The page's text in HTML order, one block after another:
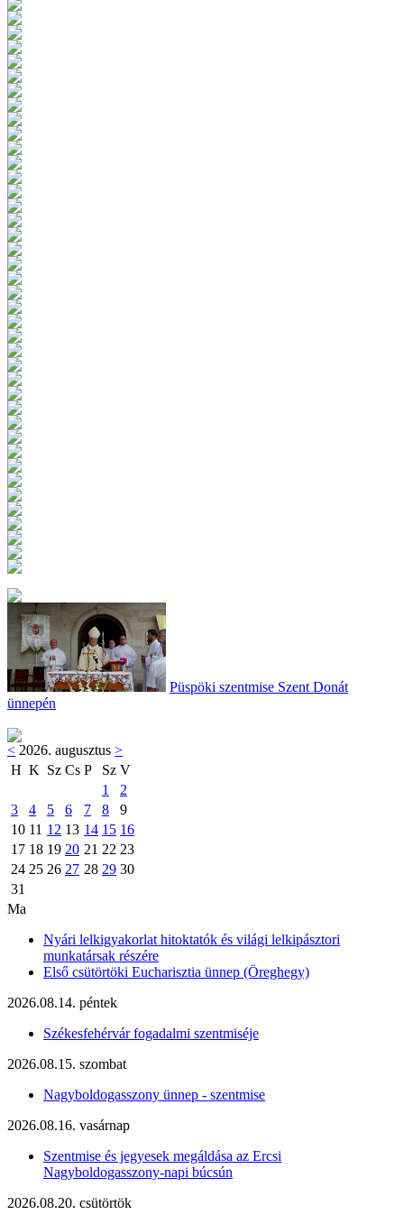
Püspöki szentmise Szent Donát
ünnepén
< 2026. augusztus >
H K Sz Cs P Sz V
1
2
3
4 5 6 7 8
9
10 11 12 13 14 15 16
17 18 19 20 21 22 23
24 25 26 27 28 29 30
31
Ma
Nyári lelkigyakorlat hitoktatók és világi lelkipásztori
munkatársak részére
Első csütörtöki Eucharisztia ünnep (Öreghegy)
2026.08.14. péntek
Székesfehérvár fogadalmi szentmiséje
2026.08.15. szombat
Nagyboldogasszony ünnep - szentmise
2026.08.16. vasárnap
Szentmise és jegyesek megáldása az Ercsi
Nagyboldogasszony-napi búcsún
2026.08.20. csütörtök